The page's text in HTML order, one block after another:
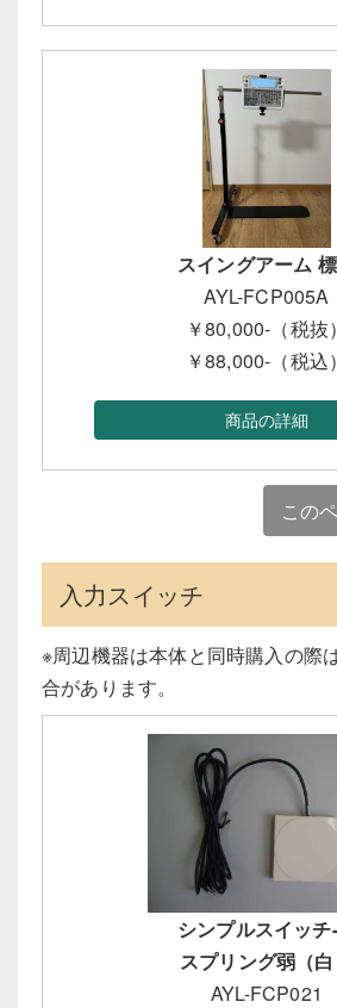
スイングアーム
AYL-FCP005A
￥80,000-（税抜）
￥88,000-（税込）
商品の詳細
この
入力スイッチ
※周辺機器は本体と同時購入の際
合があります。
シンプルスイッチ
スプリング弱（白
AYL-FCP021